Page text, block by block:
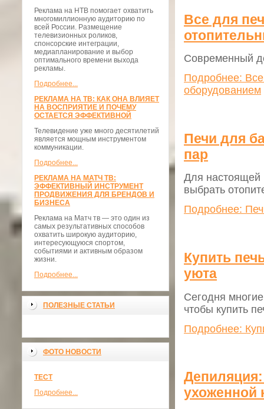
Реклама на НТВ помогает охватить
многомиллионную аудиторию по
всей России. Размещение
телевизионных роликов,
спонсорские интеграции,
медиапланирование и выбор
оптимального времени выхода
рекламы.
Подробнее...
РЕКЛАМА НА ТВ: КАК ОНА ВЛИЯЕТ
НА ВОСПРИЯТИЕ И ПОЧЕМУ
ОСТАЕТСЯ ЭФФЕКТИВНОЙ
Телевидение уже много десятилетий
является мощным инструментом
коммуникации.
Подробнее...
РЕКЛАМА НА МАТЧ ТВ:
ЭФФЕКТИВНЫЙ ИНСТРУМЕНТ
ПРОДВИЖЕНИЯ ДЛЯ БРЕНДОВ И
БИЗНЕСА
Реклама на Матч тв — это один из
самых результативных способов
охватить широкую аудиторию,
интересующуюся спортом,
событиями и активным образом
жизни.
Подробнее...
ПОЛЕЗНЫЕ СТАТЬИ
ФОТО НОВОСТИ
ТЕСТ
Подробнее...
Все для
Современный
Подробнее:
оборудованием
Печи для
пар
Для настоящей
выбрать
Подробнее:
Купить
уюта
Сегодня
чтобы купить
Подробнее:
ухоженной